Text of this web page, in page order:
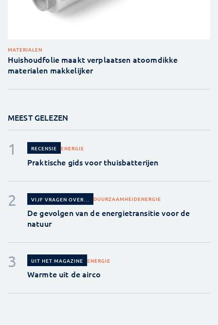
MATERIALEN
Huishoudfolie maakt verplaatsen atoomdikke
materialen makkelijker
MEEST GELEZEN
RECENSIE ENERGIE
Praktische gids voor thuisbatterijen
VIJF VRAGEN OVER... DUURZAAMHEIDENERGIE
De gevolgen van de energietransitie voor de
natuur
UIT HET MAGAZINE ENERGIE
Warmte uit de airco